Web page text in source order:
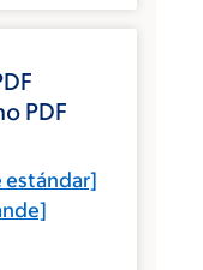
PDF
estándar]